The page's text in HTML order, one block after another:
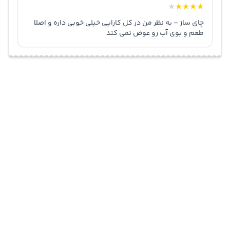
★
★
★
★
★
چای ساز – به نظر من در کل کارایی خیلی خوبی داره و اصلا
طعم و بوی آب رو عوض نمی کند